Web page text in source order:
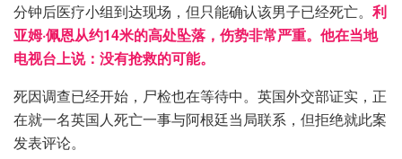
分钟后医疗小组到达现场，但只能确认该男子已经死亡。 利
亚姆·佩恩从约14米的高处坠落，伤势非常严重。他在当地
电视台上说：没有抢救的可能。
死因调查已经开始，尸检也在等待中。英国外交部证实，正
在就一名英国人死亡一事与阿根廷当局联系，但拒绝就此案
发表评论。